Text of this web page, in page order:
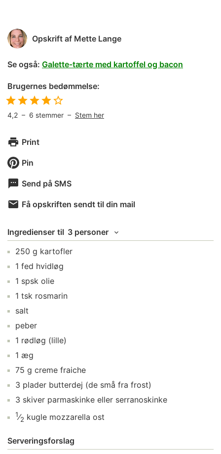
Opskrift af Mette Lange
Se også: Galette-tærte med kartoffel og bacon
Brugernes bedømmelse:
4,2 – 6 stemmer – Stem her
Print
Pin
Send på SMS
Få opskriften sendt til din mail
Ingredienser til 3 personer
250 g kartofler
1 fed hvidløg
1 spsk olie
1 tsk rosmarin
salt
peber
1 rødløg (lille)
1 æg
75 g creme fraiche
3 plader butterdej (de små fra frost)
3 skiver parmaskinke eller serranoskinke
1⁄2 kugle mozzarella ost
Serveringsforslag